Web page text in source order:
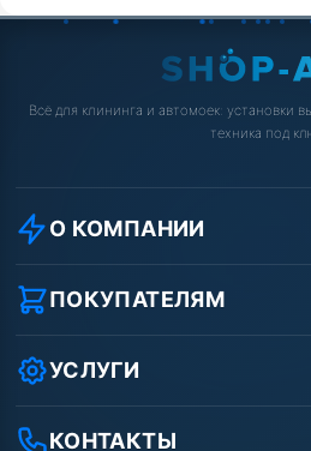
Всё для клининга и автомоек: установки
техника под
О КОМПАНИИ
О компании
Реквизиты ООО «Шоп АВД»
Защита данных клиента
Условия соглашения
Вакансии
ПОКУПАТЕЛЯМ
Как заказать?
Оплата
Доставка
УСЛУГИ
Ремонт АВД
Сертификаты
КОНТАКТЫ